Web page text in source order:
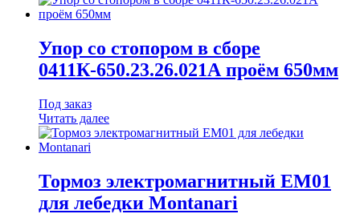
Упор со стопором в сборе
0411К-650.23.26.021А проём 650мм
Под заказ
Читать далее
Тормоз электромагнитный EM01
для лебедки Montanari